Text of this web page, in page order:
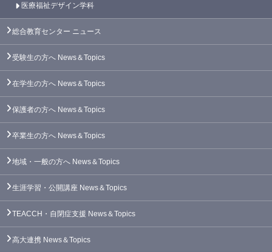
医療福祉デザイン学科
総合教育センター ニュース
受験生の方へ News＆Topics
在学生の方へ News＆Topics
保護者の方へ News＆Topics
卒業生の方へ News＆Topics
地域・一般の方へ News＆Topics
生涯学習・公開講座 News＆Topics
TEACCH・自閉症支援 News＆Topics
高大連携 News＆Topics